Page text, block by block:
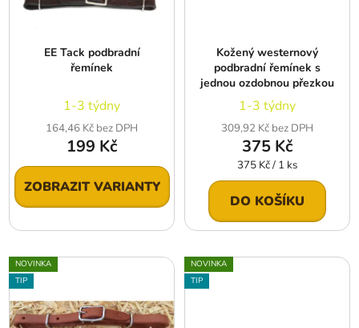
ů
EE Tack podbradní
řemínek
1-3 týdny
164,46 Kč bez DPH
199 Kč
ZOBRAZIT VARIANTY
Kožený westernový
podbradní řemínek s
jednou ozdobnou přezkou
1-3 týdny
309,92 Kč bez DPH
375 Kč
Měrná
cena:
375 Kč / 1 ks
DO KOŠÍKU
NOVINKA
TIP
NOVINKA
TIP